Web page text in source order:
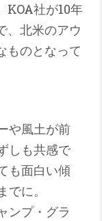
KOA社が10年
、北米のアウ
ものとなって
や風土が前
しも共感で
も面白い傾
に。
ンプ・グラ